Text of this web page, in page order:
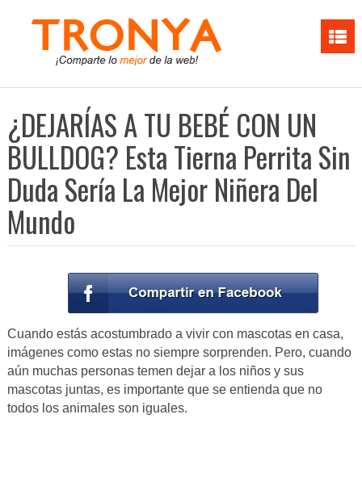
¿DEJARÍAS A TU BEBÉ CON UN
BULLDOG? Esta Tierna Perrita Sin
Duda Sería La Mejor Niñera Del
Mundo
Cuando estás acostumbrado a vivir con mascotas en casa,
imágenes como estas no siempre sorprenden. Pero, cuando
aún muchas personas temen dejar a los niños y sus
mascotas juntas, es importante que se entienda que no
todos los animales son iguales.